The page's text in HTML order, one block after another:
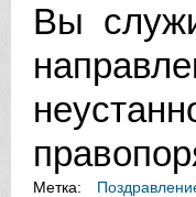
Вы
Метка: